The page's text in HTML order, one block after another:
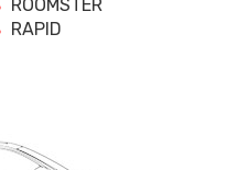
ROOMSTER
RAPID